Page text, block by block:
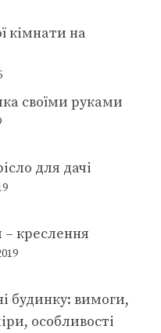
кімнати на
своїми руками
для дачі
– креслення
будинку: вимоги,
особливості